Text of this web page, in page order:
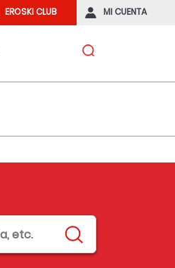
EROSKI CLUB MI CUENTA